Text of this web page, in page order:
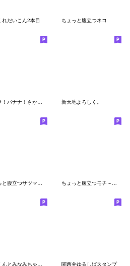
れだいこん2本目 ちょっと腹立つネコ
新天地よろしく。
無口くんとみなみちゃん漫画コマスタンプ 関西弁ゆるしばスタンプ